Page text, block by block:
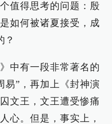
值得思考的问题：殷
如何被诸夏接受，成
？
中有一段非常著名的
易”，再加上《封神演
文王，文王遭受惨痛
心。但是，事实上，